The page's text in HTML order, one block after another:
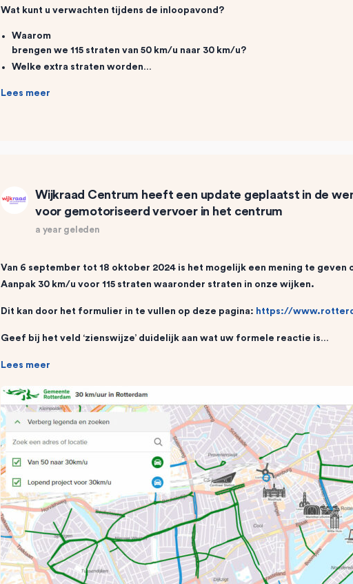
Wat kunt u verwachten tijdens de inloopavond?
Waarom
brengen we 115 straten van 50 km/u naar 30 km/u?
Welke extra straten worden…
Lees meer
Wijkraad Centrum heeft een update geplaatst in de
voor gemotoriseerd vervoer in het centrum
a year geleden
Van 6 september tot 18 oktober 2024 is het mogelijk een mening te
Aanpak 30 km/u voor 115 straten waaronder straten in onze wijken.
Dit kan door het formulier in te vullen op deze pagina: https://
Geef bij het veld ‘zienswijze’ duidelijk aan wat uw formele reactie is…
Lees meer